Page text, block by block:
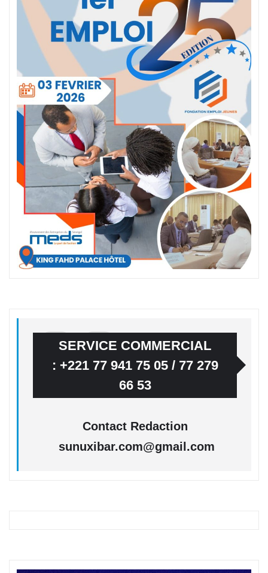
SERVICE COMMERCIAL
: +221 77 941 75 05 / 77 279
66 53
Contact Redaction
sunuxibar.com@gmail.com